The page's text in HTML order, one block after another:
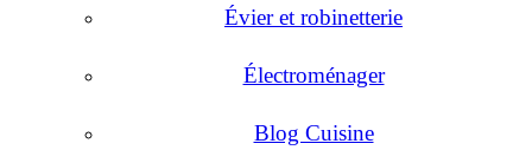
Évier et robinetterie
Électroménager
Blog Cuisine